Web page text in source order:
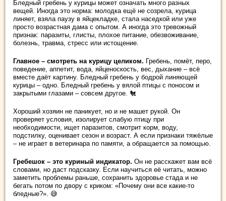
Бледный гребень у курицы может означать много разных
вещей. Иногда это норма: молодка ещё не созрела, курица
линяет, взяла паузу в яйцекладке, стала наседкой или уже
просто возрастная дама с опытом. А иногда это тревожный
признак: паразиты, глисты, плохое питание, обезвоживание,
болезнь, травма, стресс или истощение.
Главное – смотреть на курицу целиком. Гребень, помёт, перо,
поведение, аппетит, вода, яйценоскость, вес, дыхание – всё
вместе даёт картину. Бледный гребень у бодрой линяющей
курицы – одно. Бледный гребень у вялой птицы с поносом и
закрытыми глазами – совсем другое. 🐔
Хороший хозяин не паникует, но и не машет рукой. Он
проверяет условия, изолирует слабую птицу при
необходимости, ищет паразитов, смотрит корм, воду,
подстилку, оценивает сезон и возраст. А если признаки тяжёлые
– не играет в ветеринара по памяти, а обращается за помощью.
Гребешок – это куриный индикатор. Он не расскажет вам всё
словами, но даст подсказку. Если научиться её читать, можно
заметить проблемы раньше, сохранить здоровье стада и не
бегать потом по двору с криком: «Почему они все какие-то
бледные?». 😅